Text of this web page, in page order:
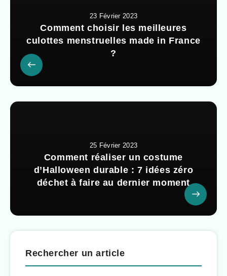
23 Février 2023
Comment choisir les meilleures
culottes menstruelles made in France
?
25 Février 2023
Comment réaliser un costume
d’Halloween durable : 7 idées zéro
déchet à faire au dernier moment
Rechercher un article